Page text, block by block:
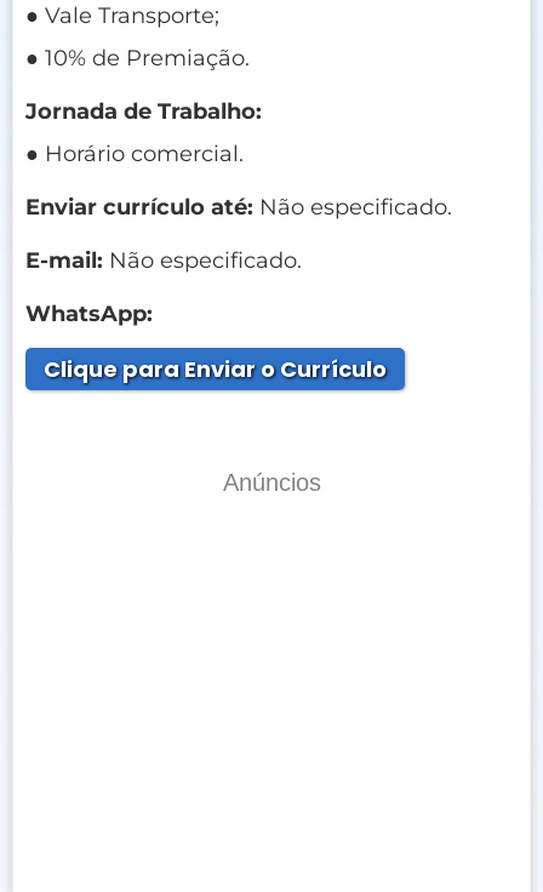
● Vale Transporte;
● 10% de Premiação.
Jornada de Trabalho:
● Horário comercial.
Enviar currículo até: Não especificado.
E-mail: Não especificado.
WhatsApp:
Clique para Enviar o Currículo
Anúncios